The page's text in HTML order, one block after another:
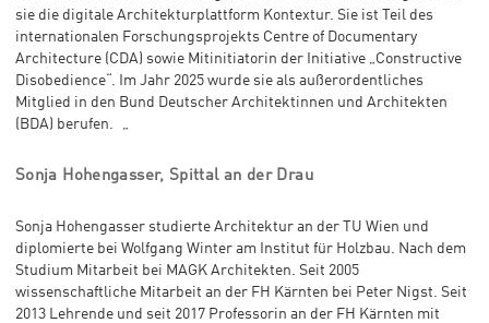
sie die digitale Architekturplattform Kontextur. Sie ist Teil des
internationalen Forschungsprojekts Centre of Documentary
Architecture (CDA) sowie Mitinitiatorin der Initiative „Constructive
Disobedience“. Im Jahr 2025 wurde sie als außerordentliches
Mitglied in den Bund Deutscher Architektinnen und Architekten
(BDA) berufen. „
Sonja Hohengasser, Spittal an der Drau
Sonja Hohengasser studierte Architektur an der TU Wien und
diplomierte bei Wolfgang Winter am Institut für Holzbau. Nach dem
Studium Mitarbeit bei MAGK Architekten. Seit 2005
wissenschaftliche Mitarbeit an der FH Kärnten bei Peter Nigst. Seit
2013 Lehrende und seit 2017 Professorin an der FH Kärnten mit